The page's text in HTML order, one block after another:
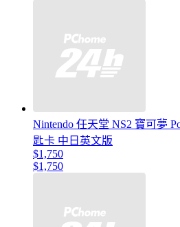
Nintendo 任天堂 NS2 寶可夢
匙卡 中日英文版
$1,750
$1,750